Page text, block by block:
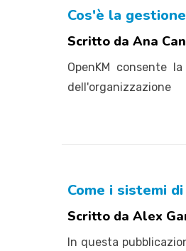
Cos'è la
Scritto da Ana
OpenKM consente
dell'organizzazione
Come i sistemi
Scritto da Alex
In questa